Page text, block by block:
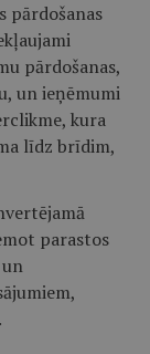
pārdošanas
pārdošanas,
un ieņēmumi
kura
līdz brīdim,
parastos